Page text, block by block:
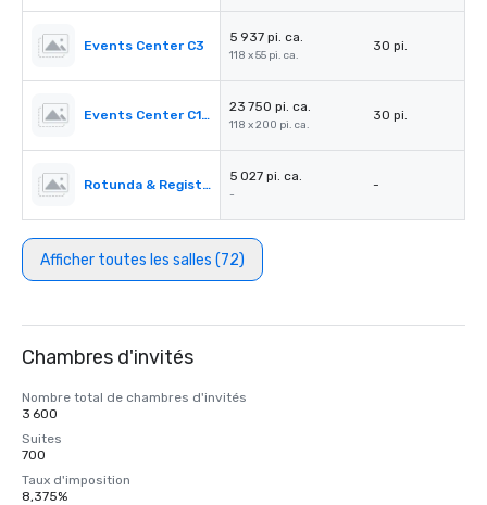
Events Center C3
5 937 pi. ca.
118 x 55 pi. ca.
30 pi.
Events Center C1-C3
23 750 pi. ca.
118 x 200 pi. ca.
30 pi.
Rotunda & Registration Desk 4&5
5 027 pi. ca.
-
-
Afficher toutes les salles (72)
Chambres d'invités
Nombre total de chambres d'invités
3 600
Suites
700
Taux d'imposition
8,375%